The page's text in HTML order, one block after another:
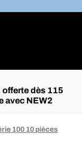
dès 115
avec NEW2
100 10 pièces